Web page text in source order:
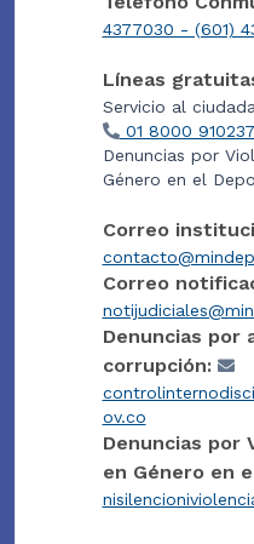
4377030 - (601)
Líneas
Servicio al
01 8000 910237
Denuncias por
Género en el
Correo
Correo
Denuncias por
corrupción:
ov.co
Denuncias por
en Género en